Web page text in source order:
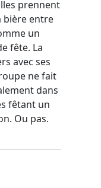
prennent
bière entre
un
fête. La
avec ses
ne fait
dans
fêtant un
Ou pas.